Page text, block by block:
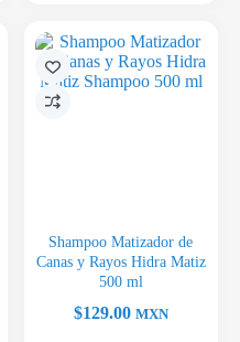
Shampoo Matizador de
Canas y Rayos Hidra Matiz
500 ml
$129.00 MXN